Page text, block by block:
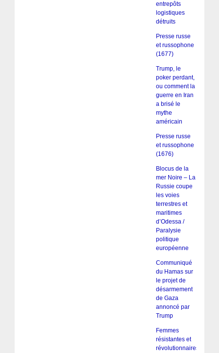
entrepôts
logistiques
détruits
Presse russe
et russophone
(1677)
Trump, le
poker perdant,
ou comment la
guerre en Iran
a brisé le
mythe
américain
Presse russe
et russophone
(1676)
Blocus de la
mer Noire – La
Russie coupe
les voies
terrestres et
maritimes
d’Odessa /
Paralysie
politique
européenne
Communiqué
du Hamas sur
le projet de
désarmement
de Gaza
annoncé par
Trump
Femmes
résistantes et
révolutionnaires